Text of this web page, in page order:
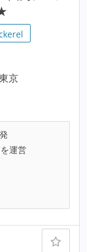
京
運営